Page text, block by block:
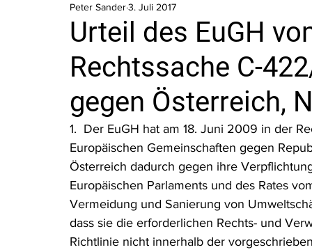
Beihilfen und Förderungen
Luftreinhalterecht Naturschutzrecht
Rohstoffrecht (Umwelt-)Strafrecht Tierschutzrecht
Verfahrensrecht Vergaberecht Verkehr- und
Wasserrecht RDU Umwelt-Ausgabe Erdgas
Urteil des EuGH
Rechtssache C-
gegen Österreich,
Peter Sander3. Juli 2017
1.  Der EuGH hat am 18. Juni 2009 in der
Europäischen Gemeinschaften gegen
Österreich dadurch gegen ihre
Europäischen Parlaments und des Rates
Vermeidung und Sanierung von
dass sie die erforderlichen Rechts- und
Richtlinie nicht innerhalb der